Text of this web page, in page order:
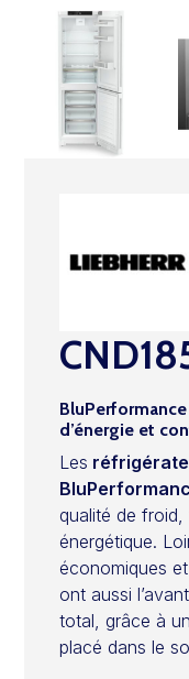
d’énergie et
Les
qualité de
énergétique.
économiques
ont aussi
total, grâce à
placé dans le